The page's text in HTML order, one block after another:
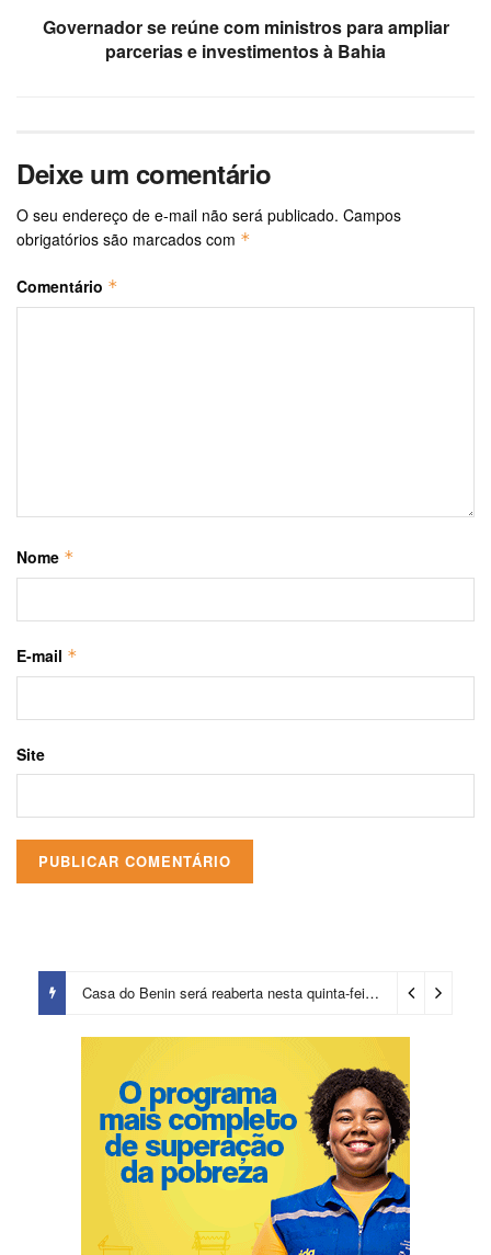
Governador se reúne com ministros para ampliar
parcerias e investimentos à Bahia
Deixe um comentário
O seu endereço de e-mail não será publicado. Campos
obrigatórios são marcados com *
Comentário *
Nome *
E-mail *
Site
Casa do Benin será reaberta nesta quinta-feira (6) 4 dias ago